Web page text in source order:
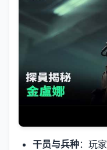
干员与兵种：玩